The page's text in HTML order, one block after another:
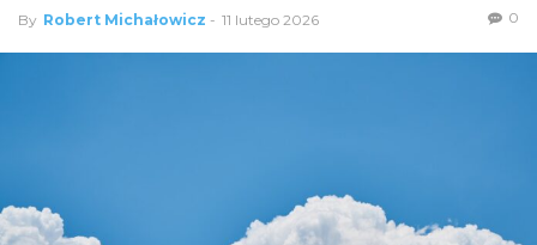
By Robert Michałowicz - 11 lutego 2026 0